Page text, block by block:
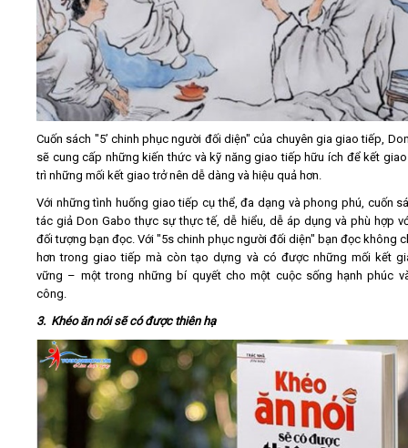
Cuốn sách "5’ chinh phục người đối diện" của chuyên gia giao tiếp,
sẽ cung cấp những kiến thức và kỹ năng giao tiếp hữu ích để kết
trì những mối kết giao trở nên dễ dàng và hiệu quả hơn.
Với những tình huống giao tiếp cụ thể, đa dạng và phong phú, cuốn
tác giả Don Gabo thực sự thực tế, dễ hiểu, dễ áp dụng và phù hợp
đối tượng bạn đọc. Với "5s chinh phục người đối diện" bạn đọc không
hơn trong giao tiếp mà còn tạo dựng và có được những mối kết
vững – một trong những bí quyết cho một cuộc sống hạnh phúc
công.
3. Khéo ăn nói sẽ có được thiên hạ